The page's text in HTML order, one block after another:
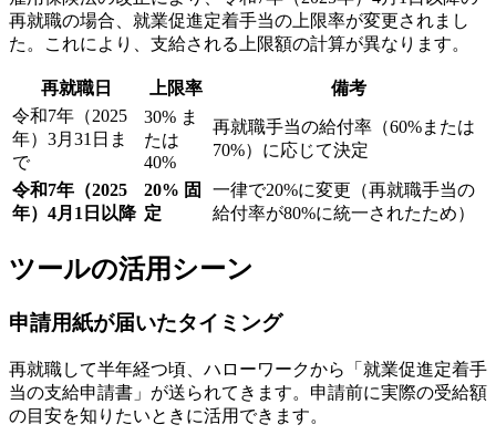
再就職の場合、就業促進定着手当の上限率が変更されまし
た。これにより、支給される上限額の計算が異なります。
再就職日 上限率
備考
令和7年（2025
年）3月31日ま
で
30% ま
たは
40%
再就職手当の給付率（60%または
70%）に応じて決定
令和7年（2025
年）4月1日以降
20% 固
定
一律で20%に変更（再就職手当の
給付率が80%に統一されたため）
ツールの活用シーン
申請用紙が届いたタイミング
再就職して半年経つ頃、ハローワークから「就業促進定着手
当の支給申請書」が送られてきます。申請前に実際の受給額
の目安を知りたいときに活用できます。